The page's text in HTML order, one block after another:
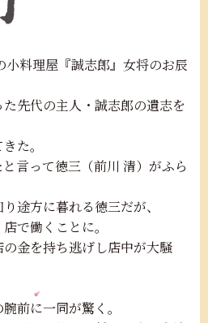
小料理屋『誠志郎』女将のお辰
先代の主人・誠志郎の遺志を
た。
言って徳三（前川 清）がふら
途方に暮れる徳三だが、
で働くことに。
金を持ち逃げし店中が大騒
前に一同が驚く。